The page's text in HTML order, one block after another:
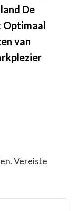
De
Optimaal
van
Vereiste